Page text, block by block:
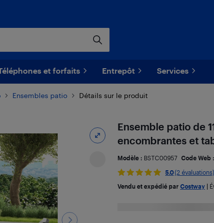
et forfaits Entrepôt Services
Ensembles patio Détails sur le produit
Ensemble patio de
encombrantes et
Modèle : BSTC00957 Code Web :
5.0(2 évaluations)
Vendu et expédié par Costway|